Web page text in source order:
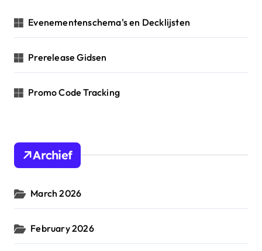
Evenementenschema's en Decklijsten
Prerelease Gidsen
Promo Code Tracking
Archief
March 2026
February 2026